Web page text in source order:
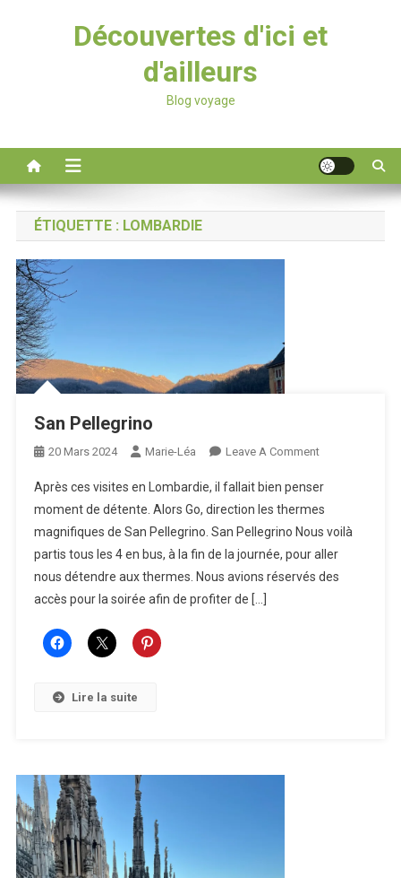
Découvertes d'ici et
d'ailleurs
Blog voyage
ÉTIQUETTE : LOMBARDIE
San Pellegrino
20 Mars 2024 Marie-Léa Leave A CommentOn
Pellegrino
Après ces visites en Lombardie, il fallait bien penser
moment de détente. Alors Go, direction les thermes
magnifiques de San Pellegrino. San Pellegrino Nous voilà
partis tous les 4 en bus, à la fin de la journée, pour aller
nous détendre aux thermes. Nous avions réservés des
accès pour la soirée afin de profiter de […]
Lire la suite